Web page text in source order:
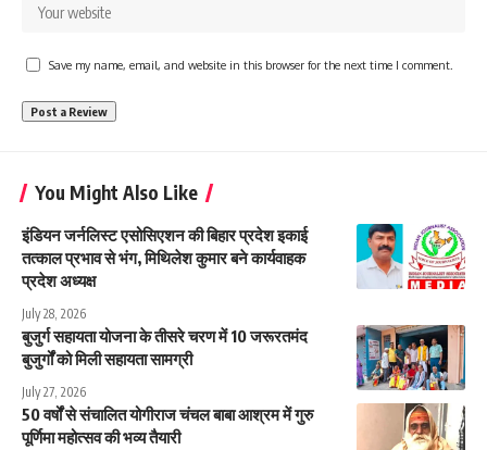
Save my name, email, and website in this browser for the next time I comment.
You Might Also Like
इंडियन जर्नलिस्ट एसोसिएशन की बिहार प्रदेश इकाई
तत्काल प्रभाव से भंग, मिथिलेश कुमार बने कार्यवाहक
प्रदेश अध्यक्ष
July 28, 2026
बुजुर्ग सहायता योजना के तीसरे चरण में 10 जरूरतमंद
बुजुर्गों को मिली सहायता सामग्री
July 27, 2026
50 वर्षों से संचालित योगीराज चंचल बाबा आश्रम में गुरु
पूर्णिमा महोत्सव की भव्य तैयारी